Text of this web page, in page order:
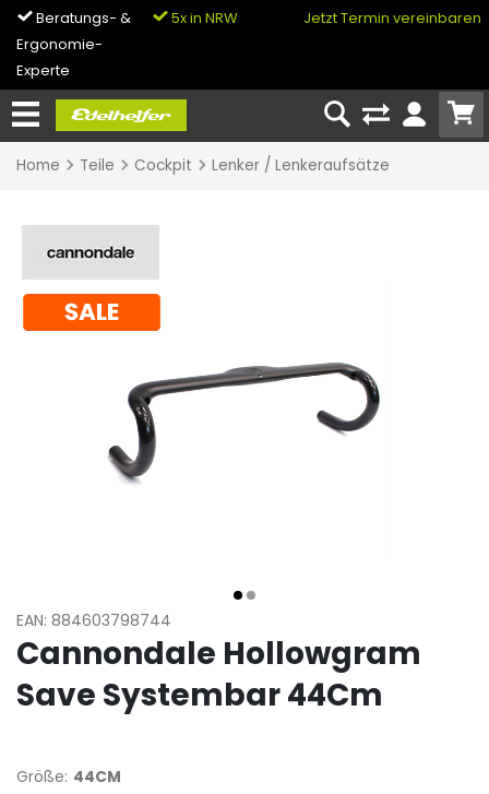
Beratungs- &
Ergonomie-
Experte
5x in NRW
0% Finanzierung
Jetzt Termin vereinbaren
Home Teile Cockpit Lenker / Lenkeraufsätze
EAN: 884603798744
Cannondale Hollowgram
Save Systembar 44Cm
Größe: 44CM